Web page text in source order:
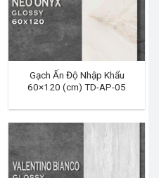
Gạch Ấn Độ Nhập Khẩu
60×120 (cm) TD-AP-05